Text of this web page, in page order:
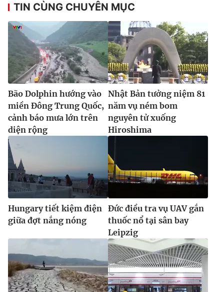
TIN CÙNG CHUYÊN MỤC
Bão Dolphin hướng vào
miền Đông Trung Quốc,
cảnh báo mưa lớn trên
diện rộng
Nhật Bản tưởng niệm 81
năm vụ ném bom
nguyên tử xuống
Hiroshima
Hungary tiết kiệm điện
giữa đợt nắng nóng
Đức điều tra vụ UAV gắn
thuốc nổ tại sân bay
Leipzig